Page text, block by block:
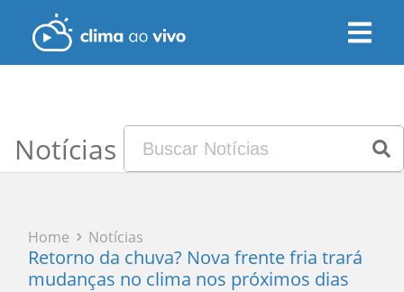
Notícias
Home Notícias
Retorno da chuva? Nova frente fria trará
mudanças no clima nos próximos dias